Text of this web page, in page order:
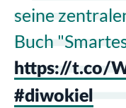
seine
Buch
https://t.co/
#diwokiel